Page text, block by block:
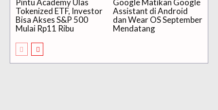
Pintu Academy Ulas
Tokenized ETF, Investor
Bisa Akses S&P 500
Mulai Rp11 Ribu
Google Matikan Google
Assistant di Android
dan Wear OS September
Mendatang